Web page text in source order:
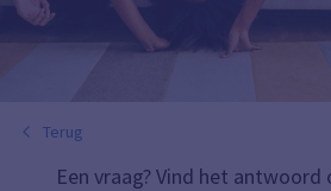
Terug
Een vraag? Vind het